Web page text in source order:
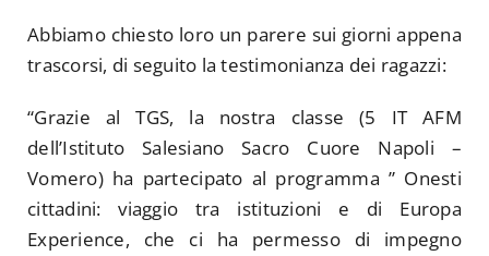
Abbiamo chiesto loro un parere sui giorni appena
trascorsi, di seguito la testimonianza dei ragazzi:
“Grazie al TGS, la nostra classe (5 IT AFM
dell’Istituto Salesiano Sacro Cuore Napoli –
Vomero) ha partecipato al programma ” Onesti
cittadini: viaggio tra istituzioni e di Europa
Experience, che ci ha permesso di impegno